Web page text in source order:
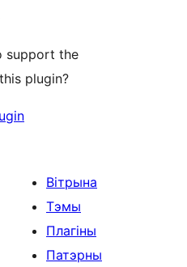
support the
plugin?
Вітрына
Тэмы
Плагіны
Патэрны